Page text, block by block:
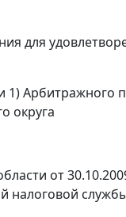
для
1)Арбитражного
округа
от
налоговой